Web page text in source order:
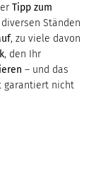
Tipp zum
Ständen
, zu viele davon
, den Ihr
– und das
garantiert nicht